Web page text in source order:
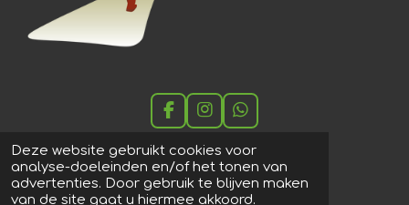
Deze website gebruikt cookies voor
analyse-doeleinden en/of het tonen van
advertenties. Door gebruik te blijven maken
van de site gaat u hiermee akkoord.
F
a
c
e
b
o
I
n
s
t
a
g
W
h
a
t
s
A
Animal Tails